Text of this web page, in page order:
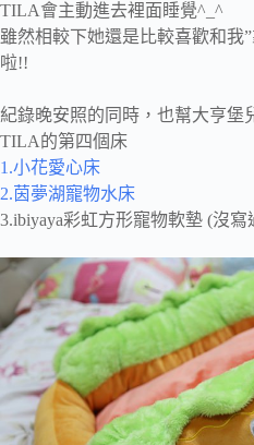
TILA會主動進去裡面睡覺^_^
雖然相較下她還是比較喜歡和我
啦!!
紀錄晚安照的同時，也幫大亨堡
TILA的第四個床
1.小花愛心床
2.茵夢湖寵物水床
3.ibiyaya彩虹方形寵物軟墊 (沒寫